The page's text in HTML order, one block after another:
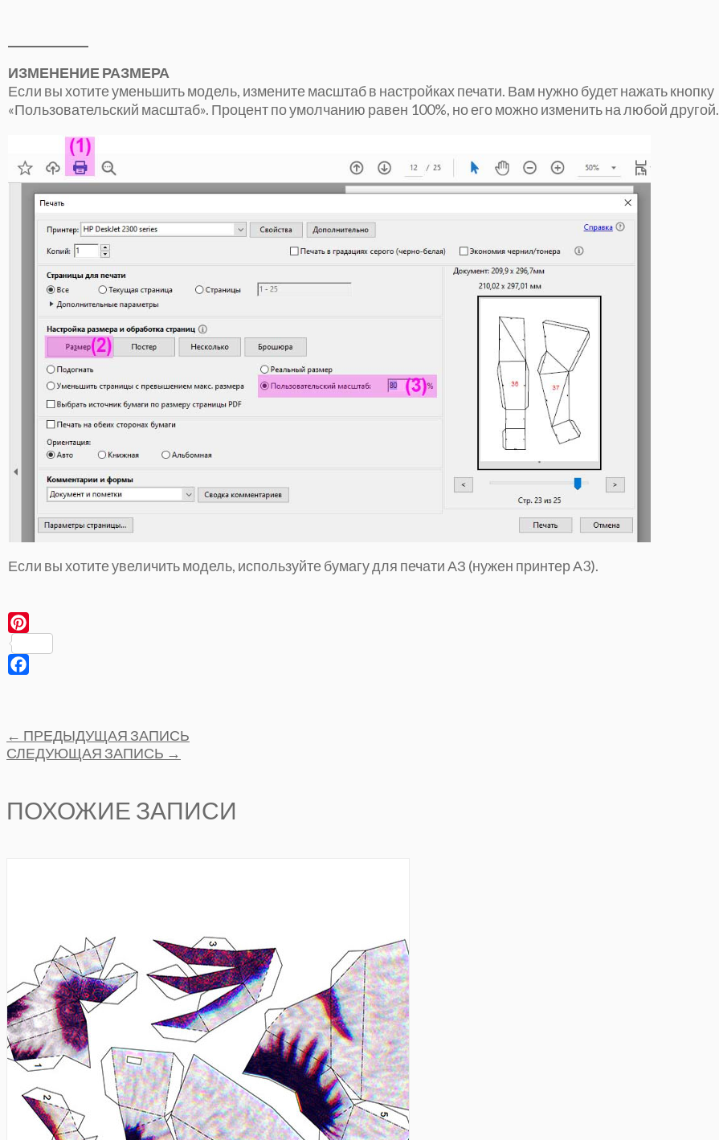
ИЗМЕНЕНИЕ РАЗМЕРА
Если вы хотите уменьшить модель, измените масштаб в настройках печати. Вам нужно будет нажать кнопку
«Пользовательский масштаб». Процент по умолчанию равен 100%, но его можно изменить на любой другой.
Если вы хотите увеличить модель, используйте бумагу для печати АЗ (нужен принтер А3).
Post
navigation
← ПРЕДЫДУЩАЯ ЗАПИСЬ
СЛЕДУЮЩАЯ ЗАПИСЬ →
ПОХОЖИЕ ЗАПИСИ